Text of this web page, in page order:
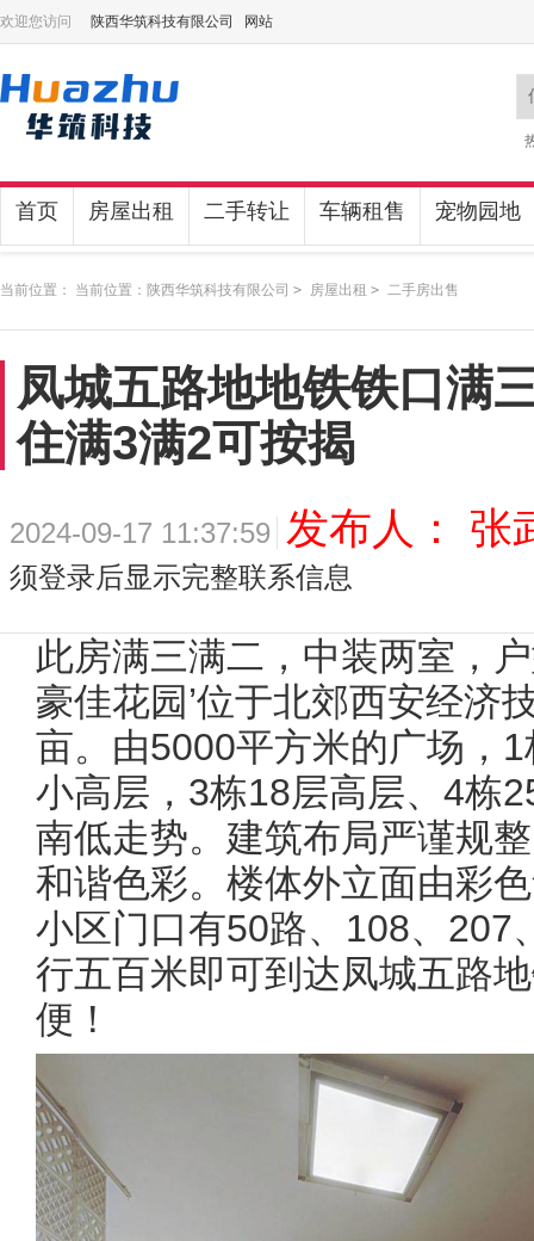
欢迎您访问 陕西华筑科技有限公司 网站
首页 房屋出租 二手转让 车辆租售 宠物园地
当前位置： 当前位置： 陕西华筑科技有限公司 > 房屋出租 > 二手房出售
凤城五路地地铁铁口满
住满3满2可按揭
2024-09-17 11:37:59 发布人： 张
须登录后显示完整联系信息
此房满三满二，中装两室，
豪佳花园’位于北郊西安经济
亩。由5000平方米的广场，
小高层，3栋18层高层、4栋
南低走势。建筑布局严谨规
和谐色彩。楼体外立面由彩
小区门口有50路、108、207
行五百米即可到达凤城五路
便！